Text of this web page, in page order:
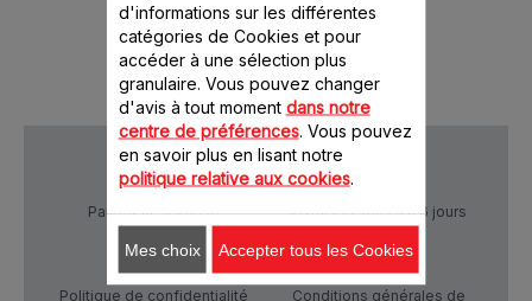
Produit indisponible, prévenez-moi
Paiement Sécurisé Livraison sous 5 à 6 jours
Politique de confidentialité
Conditions générales de
d'informations sur les différentes
catégories de Cookies et pour
accéder à une sélection plus
granulaire. Vous pouvez changer
d'avis à tout moment dans notre
centre de préférences. Vous pouvez
en savoir plus en lisant notre
politique relative aux cookies.
Mes choix Accepter tous les Cookies